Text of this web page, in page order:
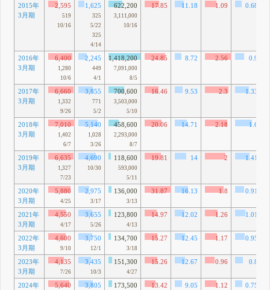
2015年
3月期
2,595
519
10/16
1,625
325
5/22
325
4/14
622,200
3,111,000
10/16
17.85 11.18 1.09
0.68
2016年
3月期
6,400
1,280
10/6
2,245
449
4/1
1,418,200
7,091,000
8/5
24.85 8.72 2.56 0.9
2017年
3月期
6,660
1,332
9/26
3,855
771
5/2
700,600
3,503,000
5/10
16.46 9.53 2.3 1.33
2018年
3月期
7,010
1,402
6/7
5,140
1,028
3/26
458,600
2,293,000
8/7
20.06 14.71 2.18 1.6
2019年
3月期
6,635
1,327
7/23
4,690
10/30
118,600
593,000
5/11
19.81 14 2 1.41
2020年
3月期
5,880
4/25
2,975
3/17
136,000
3/13
31.87 16.13 1.8 0.91
2021年
3月期
4,550
4/17
3,655
5/26
123,800
4/13
14.97 12.02 1.26
1.01
2022年
3月期
4,600
9/10
3,750
12/1
134,700
3/18
15.27 12.45 1.17
0.95
2023年
3月期
4,135
7/26
3,435
10/3
151,300
4/27
15.26 12.67 0.96 0.8
2024年
5,640 3,805 173,500 13.42 9.05 1.12 0.75